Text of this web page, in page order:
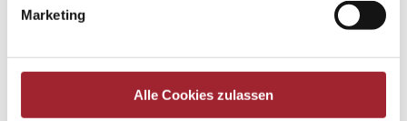
Marketing
Alle Cookies zulassen